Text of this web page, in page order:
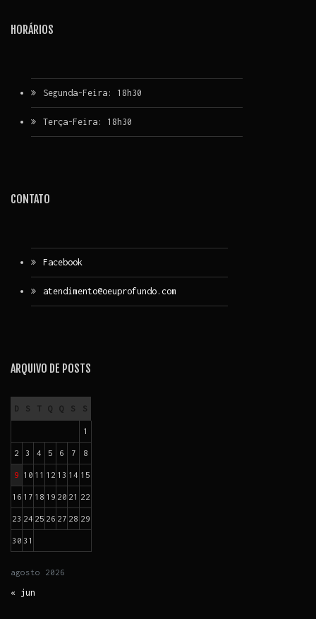
HORÁRIOS
Segunda-Feira: 18h30
Terça-Feira: 18h30
CONTATO
Facebook
atendimento@oeuprofundo.com
ARQUIVO DE POSTS
agosto 2026
D S T Q Q S S
1
2 3 4 5 6 7 8
9 10 11 12 13 14 15
16 17 18 19 20 21 22
23 24 25 26 27 28 29
30 31
« jun